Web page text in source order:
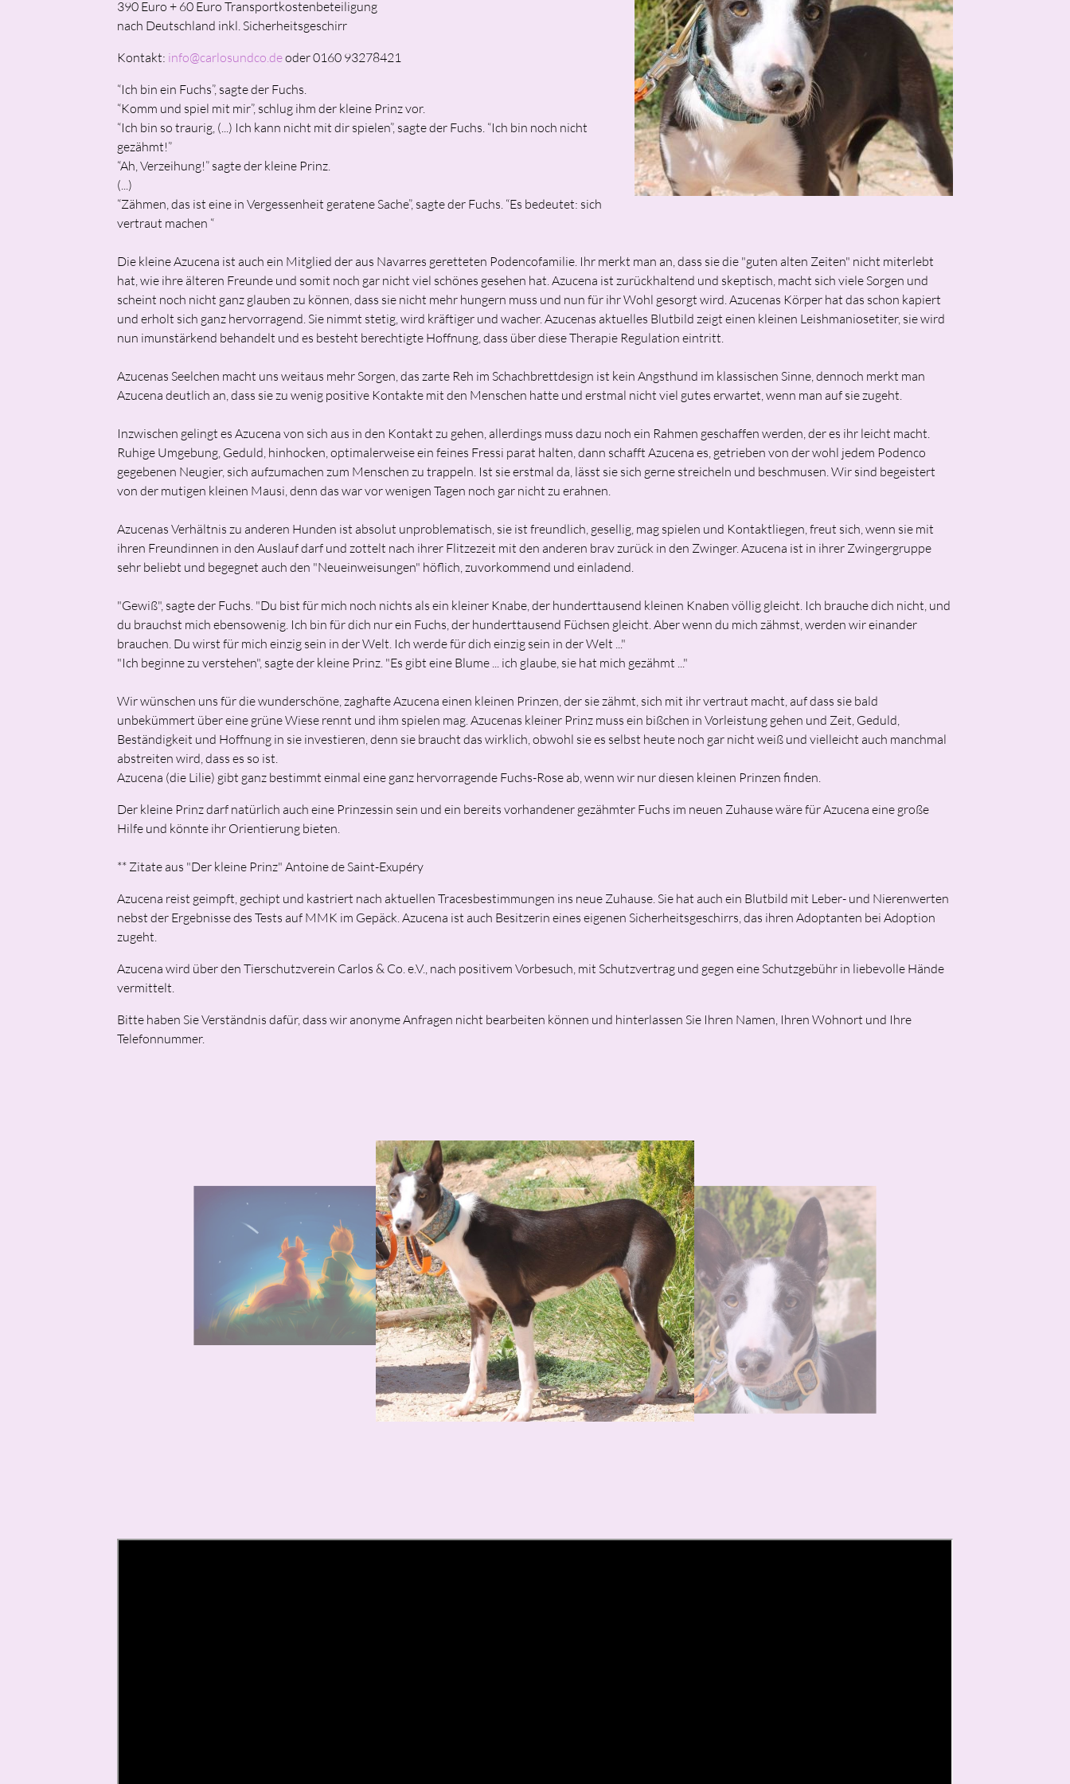
390 Euro + 60 Euro Transportkostenbeteiligung
nach Deutschland inkl. Sicherheitsgeschirr
Kontakt: info@carlosundco.deoder 0160 93278421
“Ich bin ein Fuchs”, sagte der Fuchs.
“Komm und spiel mit mir”, schlug ihm der kleine Prinz vor.
“Ich bin so traurig, (...) Ich kann nicht mit dir spielen”, sagte der Fuchs. “Ich bin noch nicht
gezähmt!”
“Ah, Verzeihung!” sagte der kleine Prinz.
(...)
“Zähmen, das ist eine in Vergessenheit geratene Sache”, sagte der Fuchs. “Es bedeutet: sich
vertraut machen “
Die kleine Azucena ist auch ein Mitglied der aus Navarres geretteten Podencofamilie. Ihr merkt man an, dass sie die "guten alten Zeiten" nicht miterlebt
hat, wie ihre älteren Freunde und somit noch gar nicht viel schönes gesehen hat. Azucena ist zurückhaltend und skeptisch, macht sich viele Sorgen und
scheint noch nicht ganz glauben zu können, dass sie nicht mehr hungern muss und nun für ihr Wohl gesorgt wird. Azucenas Körper hat das schon kapiert
und erholt sich ganz hervorragend. Sie nimmt stetig, wird kräftiger und wacher. Azucenas aktuelles Blutbild zeigt einen kleinen Leishmaniosetiter, sie wird
nun imunstärkend behandelt und es besteht berechtigte Hoffnung, dass über diese Therapie Regulation eintritt.
Azucenas Seelchen macht uns weitaus mehr Sorgen, das zarte Reh im Schachbrettdesign ist kein Angsthund im klassischen Sinne, dennoch merkt man
Azucena deutlich an, dass sie zu wenig positive Kontakte mit den Menschen hatte und erstmal nicht viel gutes erwartet, wenn man auf sie zugeht.
Inzwischen gelingt es Azucena von sich aus in den Kontakt zu gehen, allerdings muss dazu noch ein Rahmen geschaffen werden, der es ihr leicht macht.
Ruhige Umgebung, Geduld, hinhocken, optimalerweise ein feines Fressi parat halten, dann schafft Azucena es, getrieben von der wohl jedem Podenco
gegebenen Neugier, sich aufzumachen zum Menschen zu trappeln. Ist sie erstmal da, lässt sie sich gerne streicheln und beschmusen. Wir sind begeistert
von der mutigen kleinen Mausi, denn das war vor wenigen Tagen noch gar nicht zu erahnen.
Azucenas Verhältnis zu anderen Hunden ist absolut unproblematisch, sie ist freundlich, gesellig, mag spielen und Kontaktliegen, freut sich, wenn sie mit
ihren Freundinnen in den Auslauf darf und zottelt nach ihrer Flitzezeit mit den anderen brav zurück in den Zwinger. Azucena ist in ihrer Zwingergruppe
sehr beliebt und begegnet auch den "Neueinweisungen" höflich, zuvorkommend und einladend.
"Gewiß", sagte der Fuchs. "Du bist für mich noch nichts als ein kleiner Knabe, der hunderttausend kleinen Knaben völlig gleicht. Ich brauche dich nicht, und
du brauchst mich ebensowenig. Ich bin für dich nur ein Fuchs, der hunderttausend Füchsen gleicht. Aber wenn du mich zähmst, werden wir einander
brauchen. Du wirst für mich einzig sein in der Welt. Ich werde für dich einzig sein in der Welt ..."
"Ich beginne zu verstehen", sagte der kleine Prinz. "Es gibt eine Blume ... ich glaube, sie hat mich gezähmt ..."
Wir wünschen uns für die wunderschöne, zaghafte Azucena einen kleinen Prinzen, der sie zähmt, sich mit ihr vertraut macht, auf dass sie bald
unbekümmert über eine grüne Wiese rennt und ihm spielen mag. Azucenas kleiner Prinz muss ein bißchen in Vorleistung gehen und Zeit, Geduld,
Beständigkeit und Hoffnung in sie investieren, denn sie braucht das wirklich, obwohl sie es selbst heute noch gar nicht weiß und vielleicht auch manchmal
abstreiten wird, dass es so ist.
Azucena (die Lilie) gibt ganz bestimmt einmal eine ganz hervorragende Fuchs-Rose ab, wenn wir nur diesen kleinen Prinzen finden.
Der kleine Prinz darf natürlich auch eine Prinzessin sein und ein bereits vorhandener gezähmter Fuchs im neuen Zuhause wäre für Azucena eine große
Hilfe und könnte ihr Orientierung bieten.
** Zitate aus "Der kleine Prinz" Antoine de Saint-Exupéry
Azucena reist geimpft, gechipt und kastriert nach aktuellen Tracesbestimmungen ins neue Zuhause. Sie hat auch ein Blutbild mit Leber- und Nierenwerten
nebst der Ergebnisse des Tests auf MMK im Gepäck. Azucena ist auch Besitzerin eines eigenen Sicherheitsgeschirrs, das ihren Adoptanten bei Adoption
zugeht.
Azucena wird über den Tierschutzverein Carlos & Co. e.V., nach positivem Vorbesuch, mit Schutzvertrag und gegen eine Schutzgebühr in liebevolle Hände
vermittelt.
Bitte haben Sie Verständnis dafür, dass wir anonyme Anfragen nicht bearbeiten können und hinterlassen Sie Ihren Namen, Ihren Wohnort und Ihre
Telefonnummer.